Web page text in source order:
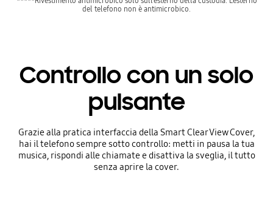
del telefono non è antimicrobico.
Controllo con un solo
pulsante
Grazie alla pratica interfaccia della Smart Clear View Cover,
hai il telefono sempre sotto controllo: metti in pausa la tua
musica, rispondi alle chiamate e disattiva la sveglia, il tutto
senza aprire la cover.